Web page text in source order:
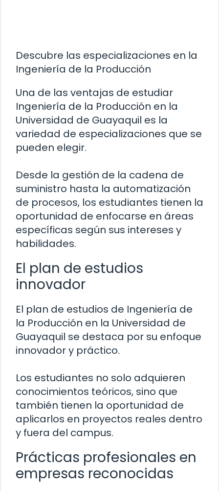
Descubre las especializaciones en la
Ingeniería de la Producción
Una de las ventajas de estudiar
Ingeniería de la Producción en la
Universidad de Guayaquil es la
variedad de especializaciones que se
pueden elegir.
Desde la gestión de la cadena de
suministro hasta la automatización
de procesos, los estudiantes tienen la
oportunidad de enfocarse en áreas
específicas según sus intereses y
habilidades.
El plan de estudios
innovador
El plan de estudios de Ingeniería de
la Producción en la Universidad de
Guayaquil se destaca por su enfoque
innovador y práctico.
Los estudiantes no solo adquieren
conocimientos teóricos, sino que
también tienen la oportunidad de
aplicarlos en proyectos reales dentro
y fuera del campus.
Prácticas profesionales en
empresas reconocidas